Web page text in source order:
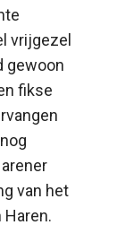
vrijgezel
gewoon
fikse
van het
Haren.